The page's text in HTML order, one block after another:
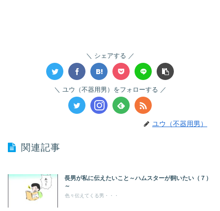
シェアする
ユウ（不器用男）をフォローする
ユウ（不器用男）
関連記事
長男が私に伝えたいこと～ハムスターが飼いたい（７）
～
色々伝えてくる男・・・